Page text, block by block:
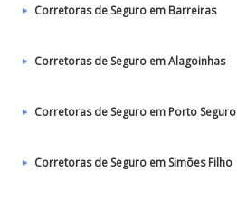
Corretoras de Seguro em Barreiras
Corretoras de Seguro em Alagoinhas
Corretoras de Seguro em Porto Seguro
Corretoras de Seguro em Simões Filho